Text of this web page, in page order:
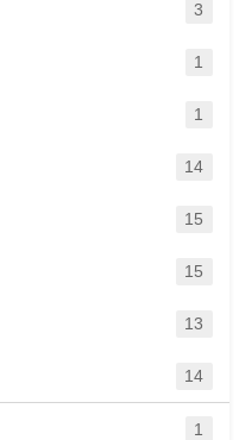
3
1
1
14
15
15
13
14
1